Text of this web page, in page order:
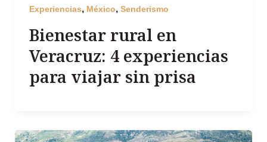
Experiencias, México, Senderismo
Bienestar rural en
Veracruz: 4 experiencias
para viajar sin prisa